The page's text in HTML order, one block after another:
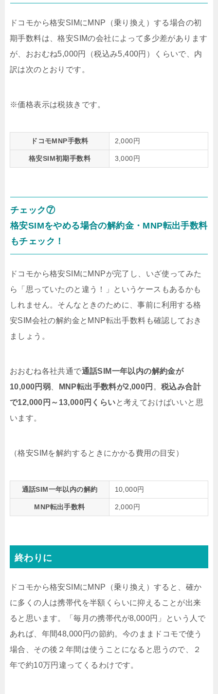
ドコモから格安SIMにMNP（乗り換え）する場合の初
期手数料は、格安SIMの会社によって多少差があります
が、おおむね5,000円（税込み5,400円）くらいで、内
訳は次のとおりです。
※価格表示は税抜きです。
ドコモMNP手数料 2,000円
格安SIM初期手数料 3,000円
チェック⑦
格安SIMをやめる場合の解約金・MNP転出手数料
もチェック！
ドコモから格安SIMにMNPが完了し、いざ使ってみた
ら「思っていたのと違う！」というケースもあるかも
しれません。そんなときのために、事前に利用する格
安SIM会社の解約金とMNP転出手数料も確認しておき
ましょう。
おおむね各社共通で通話SIM一年以内の解約金が
10,000円弱
MNP転出手数料が2,000円 。税込み合計
で12,000円～13,000円くらいと考えておけばいいと思
います。
（格安SIMを解約するときにかかる費用の目安）
通話SIM一年以内の解約 10,000円
MNP転出手数料 2,000円
終わりに
ドコモから格安SIMにMNP（乗り換え）すると、確か
に多くの人は携帯代を半額くらいに抑えることが出来
ると思います。「毎月の携帯代が8,000円」という人で
あれば、年間48,000円の節約。今のままドコモで使う
場合、その後２年間は使うことになると思うので、２
年で約10万円違ってくるわけです。